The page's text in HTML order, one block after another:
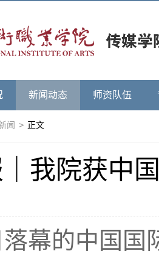
新闻动态 师资队伍
闻 > 正文
我院获中
幕的中国国